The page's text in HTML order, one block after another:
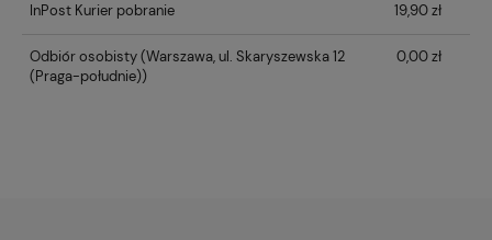
InPost Kurier pobranie 19,90 zł
Odbiór osobisty(Warszawa, ul. Skaryszewska 12
(Praga-południe))
0,00 zł